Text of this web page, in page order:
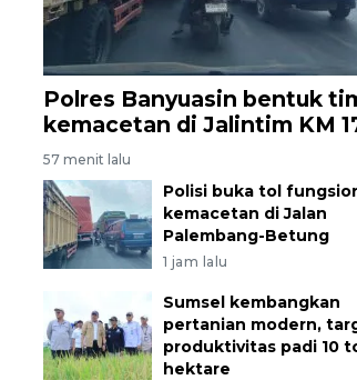
Polres Banyuasin bentuk
kemacetan di Jalintim KM
57 menit lalu
Polisi buka tol
kemacetan di Jalan
Palembang-Betung
1 jam lalu
Sumsel kembangkan
pertanian modern,
produktivitas padi 10
hektare